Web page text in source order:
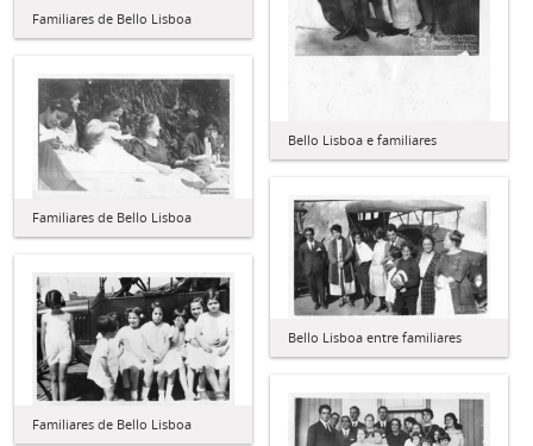
Bello Lisboa e familiares
Familiares de Bello Lisboa
Familiares de Bello Lisboa
Bello Lisboa entre familiares
Familiares de Bello Lisboa